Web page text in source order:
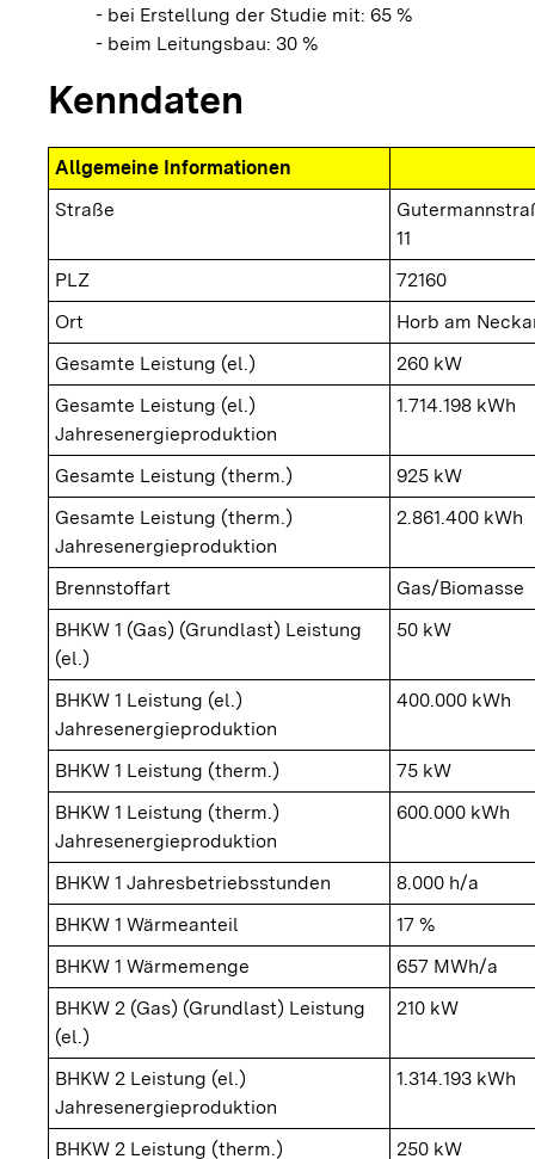
- bei Erstellung der Studie mit: 65 %
- beim Leitungsbau: 30 %
Kenndaten
Allgemeine Informationen
Straße
11
PLZ
72160
Ort
Horb am
Gesamte Leistung (el.)
260 kW
Gesamte Leistung (el.)
Jahresenergieproduktion
1.714.198 kWh
Gesamte Leistung (therm.)
925 kW
Gesamte Leistung (therm.)
Jahresenergieproduktion
2.861.400 kWh
Brennstoffart
Gas/Biomasse
BHKW 1 (Gas) (Grundlast) Leistung
(el.)
50 kW
BHKW 1 Leistung (el.)
Jahresenergieproduktion
400.000 kWh
BHKW 1 Leistung (therm.)
75 kW
BHKW 1 Leistung (therm.)
Jahresenergieproduktion
600.000 kWh
BHKW 1 Jahresbetriebsstunden
8.000 h/a
BHKW 1 Wärmeanteil
17 %
BHKW 1 Wärmemenge
657 MWh/a
BHKW 2 (Gas) (Grundlast) Leistung
(el.)
210 kW
BHKW 2 Leistung (el.)
Jahresenergieproduktion
1.314.193 kWh
BHKW 2 Leistung (therm.)
250 kW